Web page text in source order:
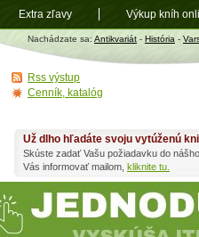
Antikvariát
shop.sk
Nachádzate sa: Antikvariát - História -
Už dlho hľadáte svoju vytúženú
Skúste zadať Vašu požiadavku do
Vás informovať mailom, kliknite tu.
Rss výstup
Cenník, katalóg
Extra zľavy Výkup kníh